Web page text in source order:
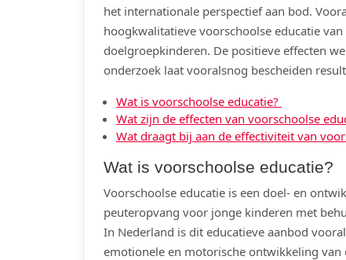
het internationale perspectief aan bod.
hoogkwalitatieve voorschoolse educatie
doelgroepkinderen. De positieve effecten
onderzoek laat vooralsnog bescheiden
Wat is voorschoolse educatie?
Wat zijn de effecten van voorschoolse
Wat draagt bij aan de effectiviteit van
Wat is voorschoolse educatie?
Voorschoolse educatie is een doel- en
peuteropvang voor jonge kinderen met
In Nederland is dit educatieve aanbod
emotionele en motorische ontwikkeling van